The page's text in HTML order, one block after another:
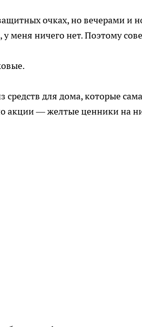
очках, но вечерами и
меня ничего нет. Поэтому
средств для дома, которые
акции — желтые ценники на